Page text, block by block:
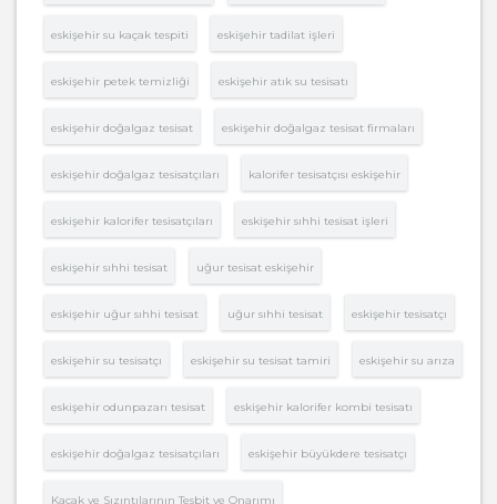
eskişehir su kaçak tespiti eskişehir tadilat işleri
eskişehir petek temizliği eskişehir atık su tesisatı
eskişehir doğalgaz tesisat eskişehir doğalgaz tesisat firmaları
eskişehir doğalgaz tesisatçıları kalorifer tesisatçısı eskişehir
eskişehir kalorifer tesisatçıları eskişehir sıhhi tesisat işleri
eskişehir sıhhi tesisat uğur tesisat eskişehir
eskişehir uğur sıhhi tesisat uğur sıhhi tesisat eskişehir tesisatçı
eskişehir su tesisatçı eskişehir su tesisat tamiri eskişehir su arıza
eskişehir odunpazarı tesisat eskişehir kalorifer kombi tesisatı
eskişehir doğalgaz tesisatçıları eskişehir büyükdere tesisatçı
Kaçak ve Sızıntılarının Tesbit ve Onarımı